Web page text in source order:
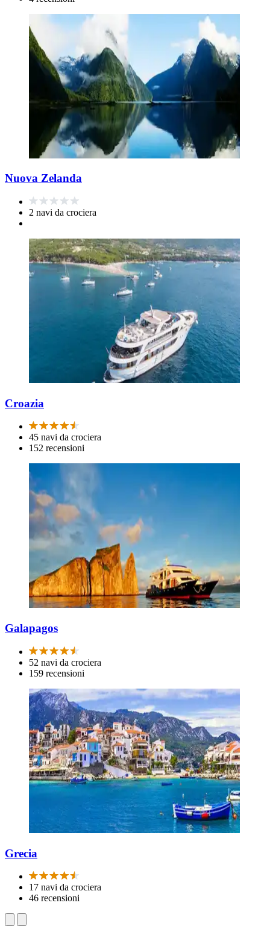
Nuova Zelanda
2 navi da crociera
Croazia
45 navi da crociera
152 recensioni
Galapagos
52 navi da crociera
159 recensioni
Grecia
17 navi da crociera
46 recensioni